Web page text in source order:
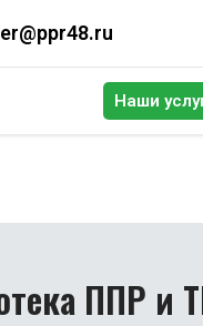
Наши
ППР и